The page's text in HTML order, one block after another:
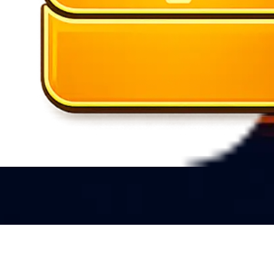
Catégorie :Music